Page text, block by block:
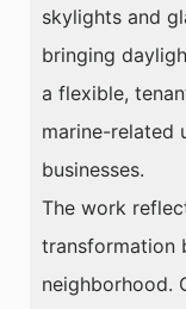
skylights and
bringing
a flexible,
marine-related
businesses.
The work
transformation
neighborhood.